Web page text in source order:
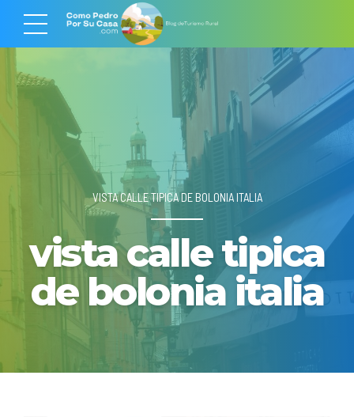
VISTA CALLE TIPICA DE BOLONIA ITALIA
vista calle tipica
de bolonia italia